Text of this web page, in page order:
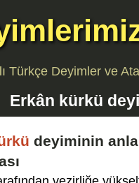
Türkçe Deyimler ve
Erkân kürkü
deyiminin